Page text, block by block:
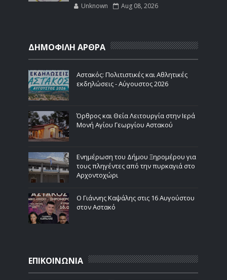
Unknown Aug 08, 2026
ΔΗΜΟΦΙΛΗ ΑΡΘΡΑ
Αστακός: Πολιτιστικές και Αθλητικές
εκδηλώσεις - Αύγουστος 2026
Όρθρος και Θεία Λειτουργία στην Ιερά
Μονή Αγίου Γεωργίου Αστακού
Ενημέρωση του Δήμου Ξηρομέρου για
τους πληγέντες από την πυρκαγιά στο
Αρχοντοχώρι
Ο Γιάννης Καψάλης στις 16 Αυγούστου
στον Αστακό
ΕΠΙΚΟΙΝΩΝΙΑ